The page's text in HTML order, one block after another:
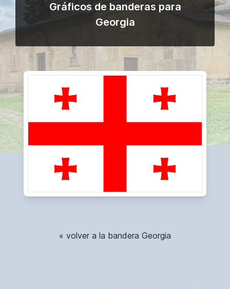
Gráficos de banderas para
Georgia
« volver a la bandera Georgia